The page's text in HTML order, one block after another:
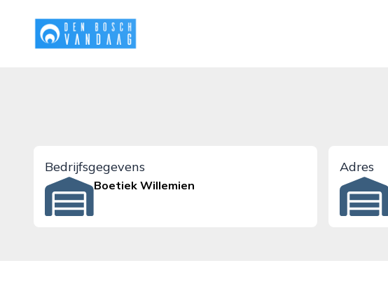
denboschvandaag.nl
Bedrijfsgegevens
Boetiek Willemien
Adres